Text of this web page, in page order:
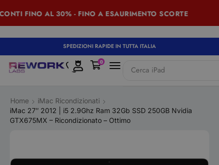
FINO AL 30% - FINO A ESAURIMENTO SCORTE
SPEDIZIONI RAPIDE IN TUTTA ITALIA
Cerca iPad
0
Home
iMac Ricondizionati
iMac 27″ 2012 | i5 2.9Ghz Ram 32Gb SSD 250GB Nvidia
GTX675MX – Ricondizionato – Ottimo